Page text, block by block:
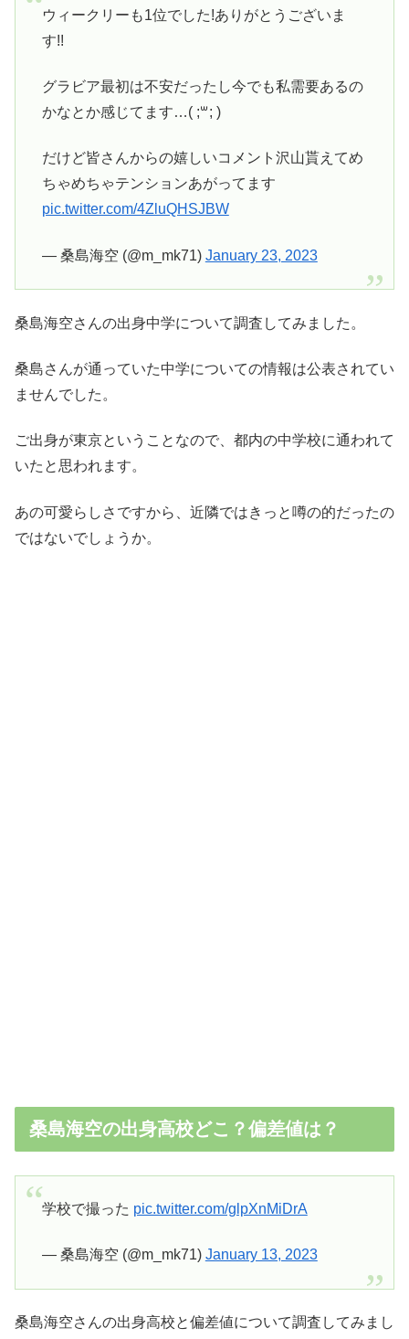
ウィークリーも1位でした!ありがとうございま
す!!
グラビア最初は不安だったし今でも私需要あるの
かなとか感じてます…( ;꒳​; )
だけど皆さんからの嬉しいコメント沢山貰えてめ
ちゃめちゃテンションあがってます
pic.twitter.com/4ZluQHSJBW
— 桑島海空 (@m_mk71) January 23, 2023
桑島海空さんの出身中学について調査してみました。
桑島さんが通っていた中学についての情報は公表されてい
ませんでした。
ご出身が東京ということなので、都内の中学校に通われて
いたと思われます。
あの可愛らしさですから、近隣ではきっと噂の的だったの
ではないでしょうか。
桑島海空の出身高校どこ？偏差値は？
学校で撮った pic.twitter.com/glpXnMiDrA
— 桑島海空 (@m_mk71) January 13, 2023
桑島海空さんの出身高校と偏差値について調査してみまし